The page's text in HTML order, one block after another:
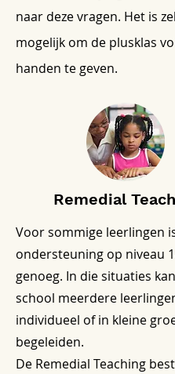
naar deze vragen. Het is
mogelijk om de plusklas
handen te geven.
Remedial
Voor sommige leerlingen
ondersteuning op niveau
genoeg. In die situaties
school meerdere
individueel of in kleine
begeleiden.
De Remedial Teaching